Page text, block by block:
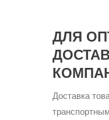
ДЛЯ
Доставка